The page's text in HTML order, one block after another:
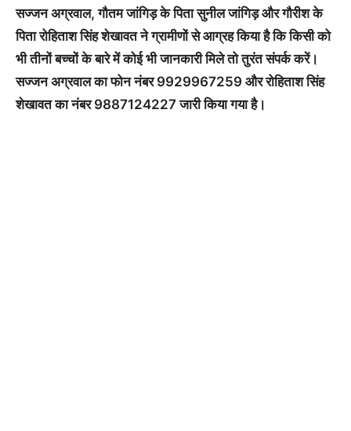
सज्जन अग्रवाल, गौतम जांगिड़ के पिता सुनील जांगिड़ और गौरीश के
पिता रोहिताश सिंह शेखावत ने ग्रामीणों से आग्रह किया है कि किसी को
भी तीनों बच्चों के बारे में कोई भी जानकारी मिले तो तुरंत संपर्क करें।
सज्जन अग्रवाल का फोन नंबर 9929967259 और रोहिताश सिंह
शेखावत का नंबर 9887124227 जारी किया गया है।